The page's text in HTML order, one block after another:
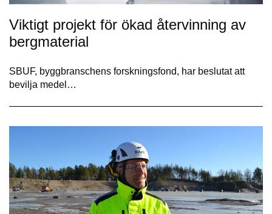
Viktigt projekt för ökad återvinning av
bergmaterial
SBUF, byggbranschens forskningsfond, har beslutat att
bevilja medel…